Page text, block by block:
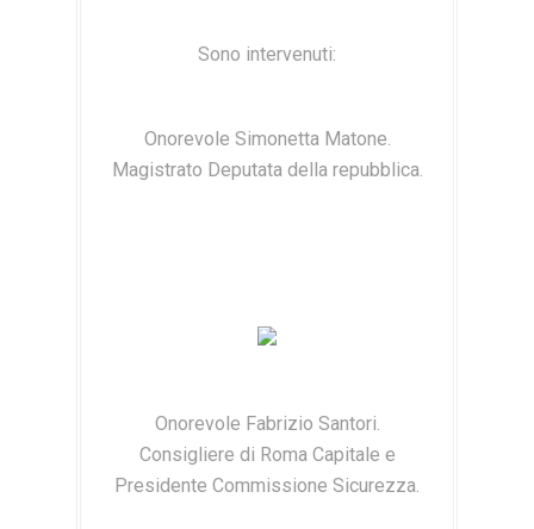
Sono intervenuti:
Onorevole Simonetta Matone.
Magistrato Deputata della repubblica.
Onorevole Fabrizio Santori.
Consigliere di Roma Capitale e
Presidente Commissione Sicurezza.